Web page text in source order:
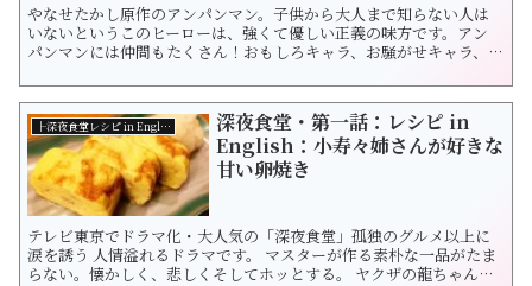
やなせたかし原作のアンパンマン。子供から大人まで知らない人は
いないというこのヒーローは、強くて優しい正義の味方です。アン
パンマンには仲間もたくさん！おもしろキャラ、お騒がせキャラ、ち
ンパンマンは「平和な生活ってなんだ？」という大きなテーマを考
えさせてくれますね。「世界の平和」について日本を超えて教えて
くれる気がします。 ...
├深夜食堂レシピ in English
深夜食堂・第一話：レシピ in
English：小寿々姉さんが好きな
甘い卵焼き
テレビ東京でドラマ化・大人気の「深夜食堂」孤独のグルメ以上に
涙を誘う 人情溢れるドラマです。 マスターが作る素朴な一品がたま
らない。懐かしく、悲しくそしてホッとする。 ヤクザの龍ちゃんが